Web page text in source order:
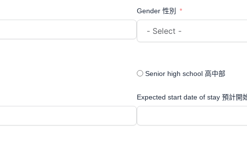
Gender 性別
Senior high school 高中部
Expected start date of stay 預計開